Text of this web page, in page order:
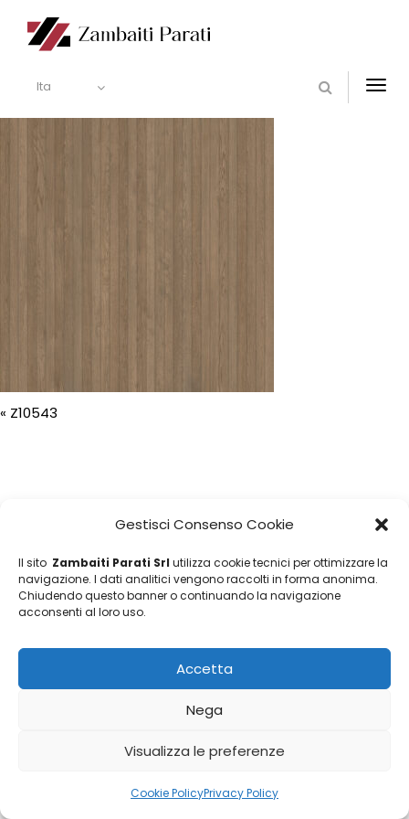
Gestisci Consenso Cookie
Il sito Zambaiti Parati Srl utilizza cookie tecnici per ottimizzare la
navigazione. I dati analitici vengono raccolti in forma anonima.
Chiudendo questo banner o continuando la navigazione
acconsenti al loro uso.
Accetta
Nega
Visualizza le preferenze
Cookie PolicyPrivacy Policy
Ita
« Z10543